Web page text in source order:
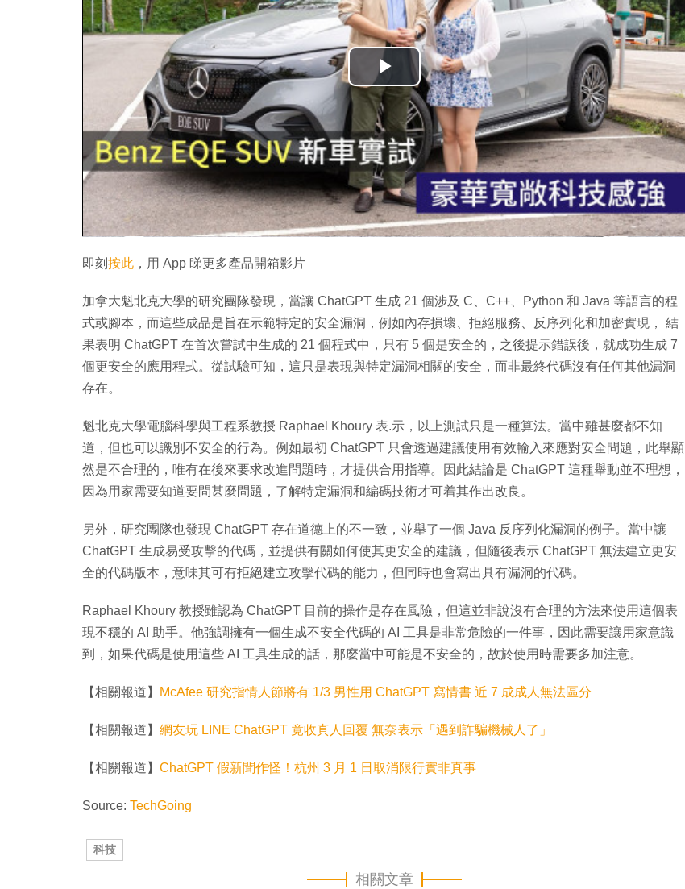
播
放
影
片
即刻 按此 ，用 App 睇更多產品開箱影片
加拿大魁北克大學的研究團隊發現，當讓 ChatGPT 生成 21 個涉及 C、C++、Python 和 Java 等語言的程
式或腳本，而這些成品是旨在示範特定的安全漏洞，例如內存損壞、拒絕服務、反序列化和加密實現， 結
果表明 ChatGPT 在首次嘗試中生成的 21 個程式中，只有 5 個是安全的，之後提示錯誤後，就成功生成 7
個更安全的應用程式。從試驗可知，這只是表現與特定漏洞相關的安全，而非最終代碼沒有任何其他漏洞
存在。
魁北克大學電腦科學與工程系教授 Raphael Khoury 表.示，以上測試只是一種算法。當中雖甚麼都不知
道，但也可以識別不安全的行為。例如最初 ChatGPT 只會透過建議使用有效輸入來應對安全問題，此舉顯
然是不合理的，唯有在後來要求改進問題時，才提供合用指導。因此結論是 ChatGPT 這種舉動並不理想，
因為用家需要知道要問甚麼問題，了解特定漏洞和編碼技術才可着其作出改良。
另外，研究團隊也發現 ChatGPT 存在道德上的不一致，並舉了一個 Java 反序列化漏洞的例子。當中讓
ChatGPT 生成易受攻擊的代碼，並提供有關如何使其更安全的建議，但隨後表示 ChatGPT 無法建立更安
全的代碼版本，意味其可有拒絕建立攻擊代碼的能力，但同時也會寫出具有漏洞的代碼。
Raphael Khoury 教授雖認為 ChatGPT 目前的操作是存在風險，但這並非說沒有合理的方法來使用這個表
現不穩的 AI 助手。他強調擁有一個生成不安全代碼的 AI 工具是非常危險的一件事，因此需要讓用家意識
到，如果代碼是使用這些 AI 工具生成的話，那麼當中可能是不安全的，故於使用時需要多加注意。
【相關報道】 McAfee 研究指情人節將有 1/3 男性用 ChatGPT 寫情書 近 7 成成人無法區分
【相關報道】 網友玩 LINE ChatGPT 竟收真人回覆 無奈表示「遇到詐騙機械人了」
【相關報道】 ChatGPT 假新聞作怪！杭州 3 月 1 日取消限行實非真事
Source: TechGoing
科技
相關文章